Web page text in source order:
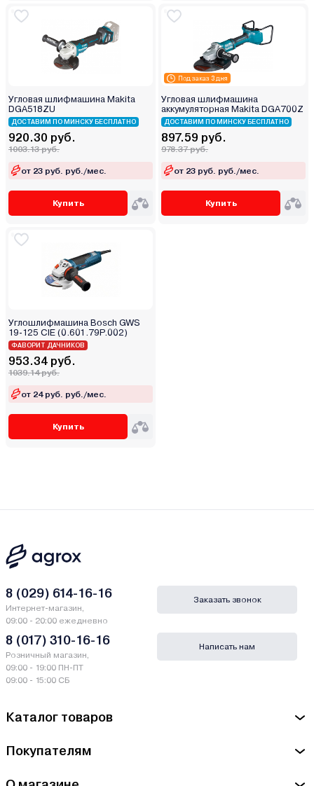
Угловая шлифмашина Makita
DGA518ZU
ДОСТАВИМ ПО МИНСКУ БЕСПЛАТНО
920.30 руб.
1003.13 руб.
от 23 руб. руб./мес.
Купить
Под заказ 3 дня
Угловая шлифмашина
аккумуляторная Makita DGA700Z
ДОСТАВИМ ПО МИНСКУ БЕСПЛАТНО
897.59 руб.
978.37 руб.
от 23 руб. руб./мес.
Купить
Углошлифмашина Bosch GWS
19-125 CIE (0.601.79P.002)
ФАВОРИТ ДАЧНИКОВ
953.34 руб.
1039.14 руб.
от 24 руб. руб./мес.
Купить
Каталог товаров
Покупателям
8 (029) 614-16-16
Интернет-магазин,
09:00 - 20:00 ежедневно
8 (017) 310-16-16
Розничный магазин,
09:00 - 19:00 ПН-ПТ
09:00 - 15:00 СБ
Заказать звонок
Написать нам